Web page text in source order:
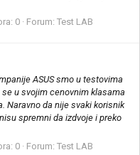
0 Forum: Test LAB
ASUS smo u testovima
u svojim cenovnim klasama
Naravno da nije svaki korisnik
spremni da izdvoje i preko
0 Forum: Test LAB